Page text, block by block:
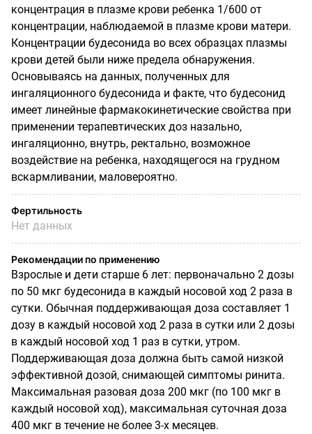
концентрация в плазме крови ребенка 1/600 от
концентрации, наблюдаемой в плазме крови матери.
Концентрации будесонида во всех образцах плазмы
крови детей были ниже предела обнаружения.
Основываясь на данных, полученных для
ингаляционного будесонида и факте, что будесонид
имеет линейные фармакокинетические свойства при
применении терапевтических доз назально,
ингаляционно, внутрь, ректально, возможное
воздействие на ребенка, находящегося на грудном
вскармливании, маловероятно.
Фертильность
Нет данных
Рекомендации по применению
Взрослые и дети старше 6 лет: первоначально 2 дозы
по 50 мкг будесонида в каждый носовой ход 2 раза в
сутки. Обычная поддерживающая доза составляет 1
дозу в каждый носовой ход 2 раза в сутки или 2 дозы
в каждый носовой ход 1 раз в сутки, утром.
Поддерживающая доза должна быть самой низкой
эффективной дозой, снимающей симптомы ринита.
Максимальная разовая доза 200 мкг (по 100 мкг в
каждый носовой ход), максимальная суточная доза
400 мкг в течение не более 3-х месяцев.